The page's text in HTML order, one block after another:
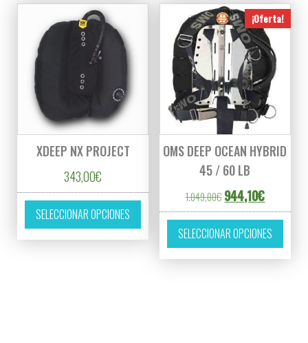
XDEEP NX PROJECT
343,00€
SELECCIONAR OPCIONES
Este producto tiene múltiples variantes.
¡Oferta!
OMS DEEP OCEAN HYBRID
45 / 60 LB
1.049,00€ El precio original
944,10€El precio
SELECCIONAR OPCIONES
Este